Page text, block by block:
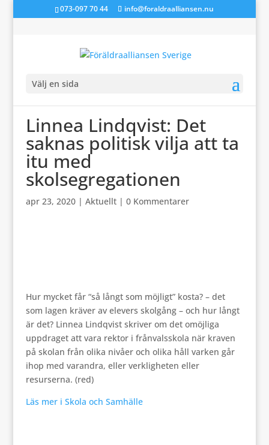
073-097 70 44 info@foraldraalliansen.nu
Välj en sida
Linnea Lindqvist: Det
saknas politisk vilja att ta
itu med
skolsegregationen
apr 23, 2020| Aktuellt| 0 Kommentarer
Hur mycket får “så långt som möjligt” kosta? – det
som lagen kräver av elevers skolgång – och hur långt
är det? Linnea Lindqvist skriver om det omöjliga
uppdraget att vara rektor i frånvalsskola när kraven
på skolan från olika nivåer och olika håll varken går
ihop med varandra, eller verkligheten eller
resurserna. (red)
Läs mer i Skola och Samhälle